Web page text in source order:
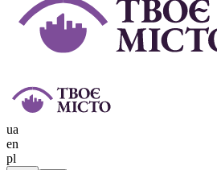
ua
en
pl